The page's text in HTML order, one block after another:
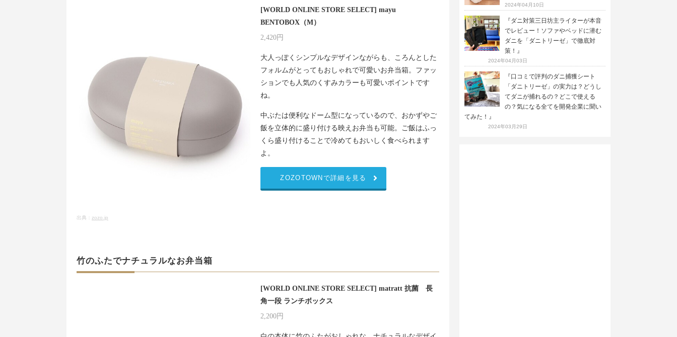
出典： zozo.jp
[WORLD ONLINE STORE SELECT] mayu
BENTOBOX（M）
2,420円
大人っぽくシンプルなデザインながらも、ころんとした
フォルムがとってもおしゃれで可愛いお弁当箱。ファッ
ションでも人気のくすみカラーも可愛いポイントです
ね。
中ぶたは便利なドーム型になっているので、おかずやご
飯を立体的に盛り付ける映えお弁当も可能。ご飯はふっ
くら盛り付けることで冷めてもおいしく食べられます
よ。
ZOZOTOWNで詳細を見る
竹のふたでナチュラルなお弁当箱
[WORLD ONLINE STORE SELECT] matratt 抗菌 長
角一段 ランチボックス
2,200円
2024年04月10日
『ダニ対策三日坊主ライターが本音
でレビュー！ソファやベッドに潜む
ダニを「ダニトリーゼ」で徹底対
策！』
2024年04月03日
『口コミで評判のダニ捕獲シート
「ダニトリーゼ」の実力は？どうし
てダニが捕れるの？どこで使える
の？気になる全てを開発企業に聞い
てみた！』
2024年03月29日